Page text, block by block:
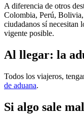
A diferencia de otros
Colombia, Perú, Bolivia,
ciudadanos sí necesitan
vigente posible.
Al llegar: la
Todos los viajeros,
de aduana.
Si algo sale